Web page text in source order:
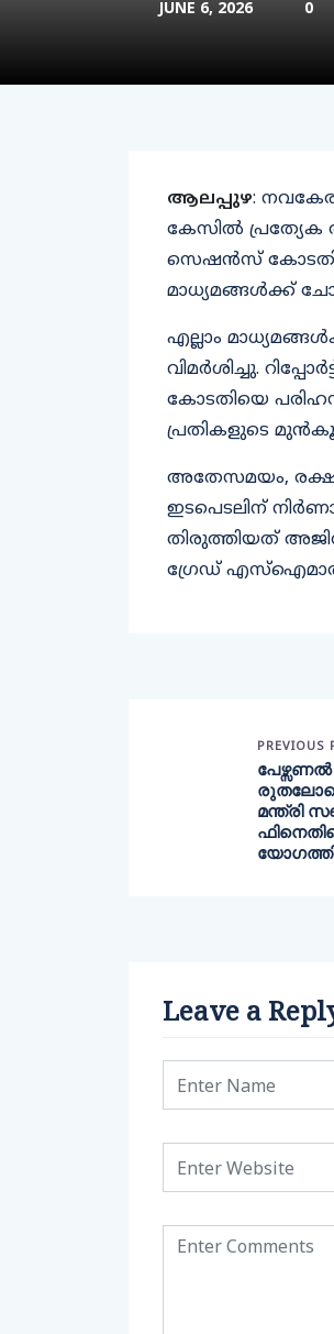
JUNE 6, 2026 0
ആലപ്പുഴ:
കേസിൽ പ്രത്യേക
സെഷൻസ് കോടതി.
മാധ്യമങ്ങൾക്ക്
എല്ലാം
വിമർശിച്ചു.
കോടതിയെ
പ്രതികളുടെ
അതേസമയം,
ഇടപെടലിന്
തിരുത്തിയത്
ഗ്രേഡ് എസ്ഐമാർ
PREVIOUS
പേഴ്സണൽ
മന്ത്രി
Leave a